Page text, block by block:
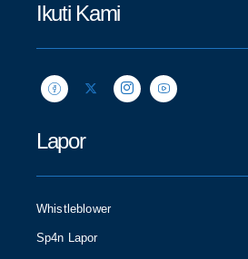
Ikuti Kami
Lapor
Whistleblower
Sp4n Lapor